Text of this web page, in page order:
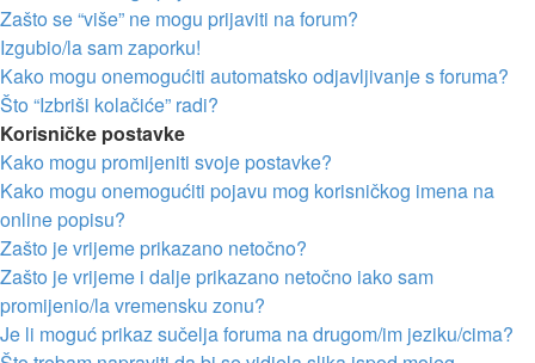
Zašto se “više” ne mogu prijaviti na forum?
Izgubio/la sam zaporku!
Kako mogu onemogućiti automatsko odjavljivanje s foruma?
Što “Izbriši kolačiće” radi?
Korisničke postavke
Kako mogu promijeniti svoje postavke?
Kako mogu onemogućiti pojavu mog korisničkog imena na
online popisu?
Zašto je vrijeme prikazano netočno?
Zašto je vrijeme i dalje prikazano netočno iako sam
promijenio/la vremensku zonu?
Je li moguć prikaz sučelja foruma na drugom/im jeziku/cima?